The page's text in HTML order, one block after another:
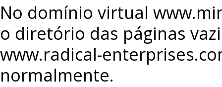
No domínio virtual
o diretório das páginas
www.radical-
normalmente.